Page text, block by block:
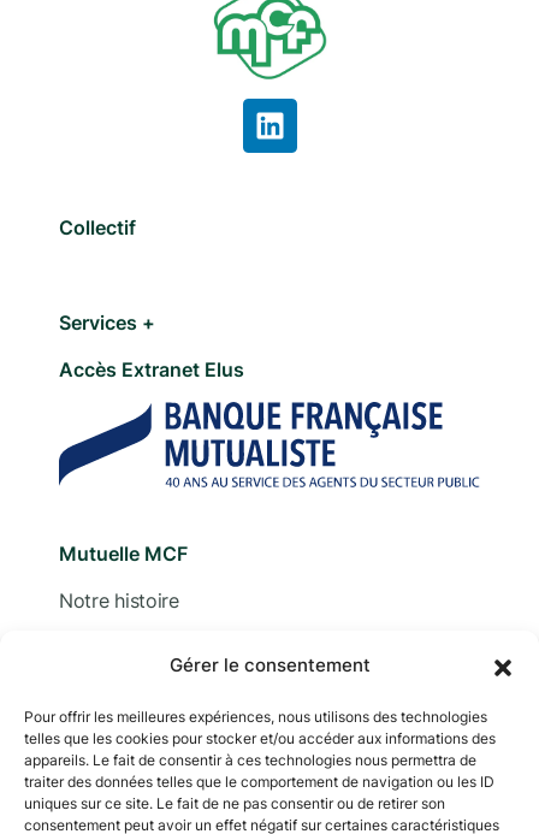
Gérer le consentement
Pour offrir les meilleures expériences, nous utilisons des technologies
telles que les cookies pour stocker et/ou accéder aux informations des
appareils. Le fait de consentir à ces technologies nous permettra de
traiter des données telles que le comportement de navigation ou les ID
uniques sur ce site. Le fait de ne pas consentir ou de retirer son
consentement peut avoir un effet négatif sur certaines caractéristiques
Collectif
Services +
Accès Extranet Elus
Mutuelle MCF
Notre histoire
Adhérer
Documentation